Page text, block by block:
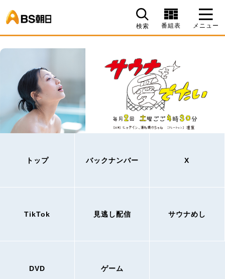
検索 番組表 メニュー
トップ バックナンバー X
TikTok 見逃し配信 サウナめし
DVD ゲーム